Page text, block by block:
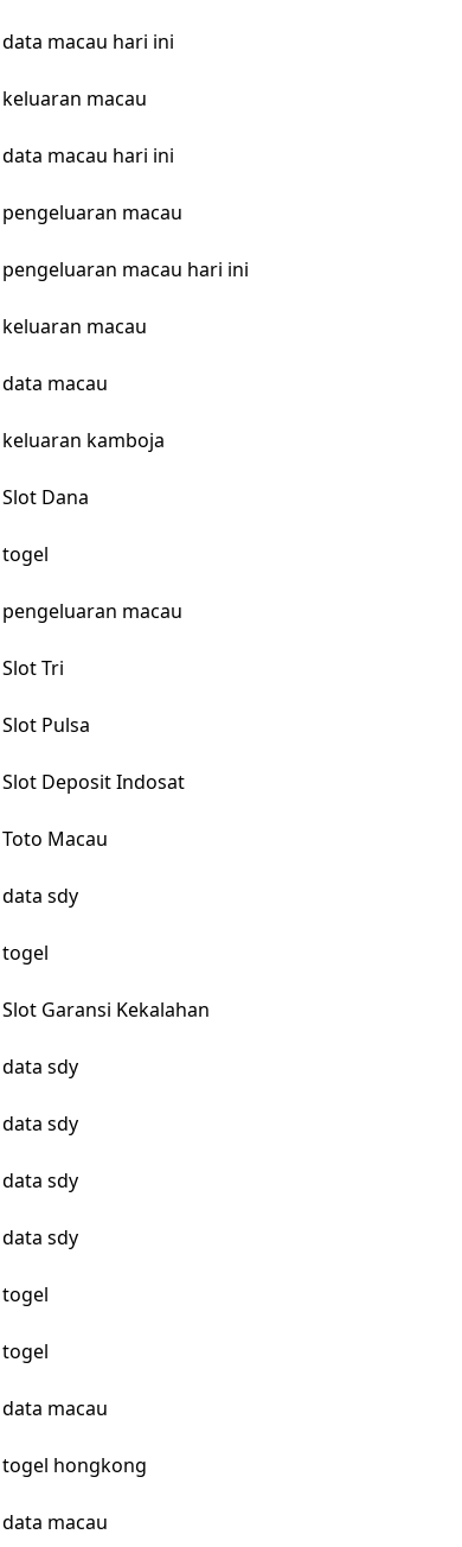
data macau hari ini
keluaran macau
data macau hari ini
pengeluaran macau
pengeluaran macau hari ini
keluaran macau
data macau
keluaran kamboja
Slot Dana
togel
pengeluaran macau
Slot Tri
Slot Pulsa
Slot Deposit Indosat
Toto Macau
data sdy
togel
Slot Garansi Kekalahan
data sdy
data sdy
data sdy
data sdy
togel
togel
data macau
togel hongkong
data macau